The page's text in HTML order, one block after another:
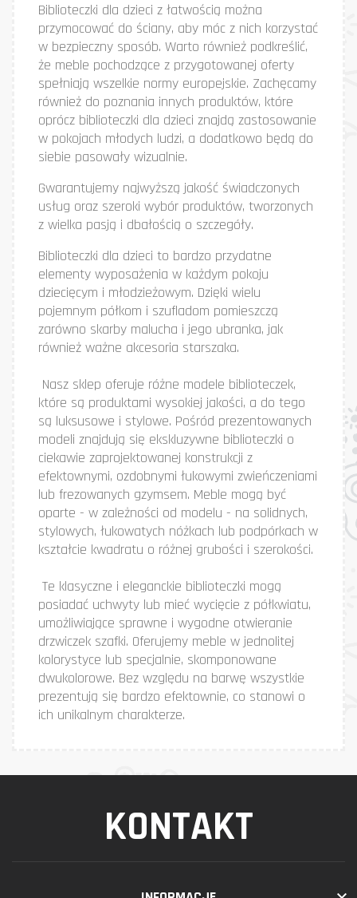
Biblioteczki dla dzieci z łatwością można
przymocować do ściany, aby móc z nich korzystać
w bezpieczny sposób. Warto również podkreślić,
że meble pochodzące z przygotowanej oferty
spełniają wszelkie normy europejskie. Zachęcamy
również do poznania innych produktów, które
oprócz biblioteczki dla dzieci znajdą zastosowanie
w pokojach młodych ludzi, a dodatkowo będą do
siebie pasowały wizualnie.
Gwarantujemy najwyższą jakość świadczonych
usług oraz szeroki wybór produktów, tworzonych
z wielka pasją i dbałością o szczegóły.
Biblioteczki dla dzieci to bardzo przydatne
elementy wyposażenia w każdym pokoju
dziecięcym i młodzieżowym. Dzięki wielu
pojemnym półkom i szufladom pomieszczą
zarówno skarby malucha i jego ubranka, jak
również ważne akcesoria starszaka.
Nasz sklep oferuje różne modele biblioteczek,
które są produktami wysokiej jakości, a do tego
są luksusowe i stylowe. Pośród prezentowanych
modeli znajdują się ekskluzywne biblioteczki o
ciekawie zaprojektowanej konstrukcji z
efektownymi, ozdobnymi łukowymi zwieńczeniami
lub frezowanych gzymsem. Meble mogą być
oparte - w zależności od modelu - na solidnych,
stylowych, łukowatych nóżkach lub podpórkach w
kształcie kwadratu o różnej grubości i szerokości.
Te klasyczne i eleganckie biblioteczki mogą
posiadać uchwyty lub mieć wycięcie z półkwiatu,
umożliwiające sprawne i wygodne otwieranie
drzwiczek szafki. Oferujemy meble w jednolitej
kolorystyce lub specjalnie, skomponowane
dwukolorowe. Bez względu na barwę wszystkie
prezentują się bardzo efektownie, co stanowi o
ich unikalnym charakterze.
KONTAKT